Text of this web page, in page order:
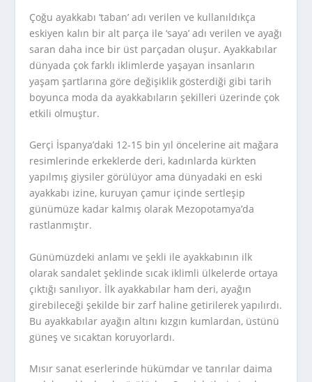
Çoğu ayakkabı ‘taban’ adı verilen ve kullanıldıkça
eskiyen kalın bir alt parça ile ‘saya’ adı verilen ve ayağı
saran daha ince bir üst parçadan oluşur. Ayakkabılar
dünyada çok farklı iklimlerde yaşayan insanların
yaşam şartlarına göre değişiklik gösterdiği gibi tarih
boyunca moda da ayakkabıların şekilleri üzerinde çok
etkili olmuştur.
Gerçi İspanya’daki 12-15 bin yıl öncelerine ait mağara
resimlerinde erkeklerde deri, kadınlarda kürkten
yapılmış giysiler görülüyor ama dünyadaki en eski
ayakkabı izine, kuruyan çamur içinde sertleşip
günümüze kadar kalmış olarak Mezopotamya’da
rastlanmıştır.
Günümüzdeki anlamı ve şekli ile ayakkabının ilk
olarak sandalet şeklinde sıcak iklimli ülkelerde ortaya
çıktığı sanılıyor. İlk ayakkabılar ham deri, ayağın
girebileceği şekilde bir zarf haline getirilerek yapılırdı.
Bu ayakkabılar ayağın altını kızgın kumlardan, üstünü
güneş ve sıcaktan koruyorlardı.
Mısır sanat eserlerinde hükümdar ve tanrılar daima